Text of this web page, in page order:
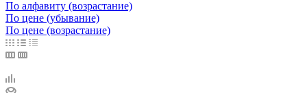
По алфавиту (возрастание)
По цене (убывание)
По цене (возрастание)